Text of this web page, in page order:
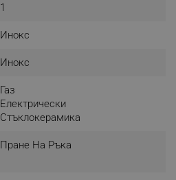
1
Инокс
Инокс
Газ
Електрически
Стъклокерамика
Пране На Ръка